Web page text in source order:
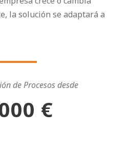
la solución se adaptará a
de Procesos desde
€